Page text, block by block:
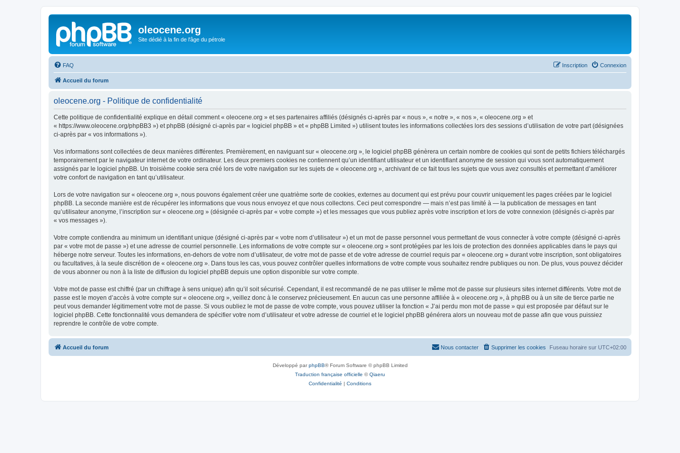
oleocene.org
Site dédié à la fin de l'âge du pétrole
FAQ Connexion
Inscription
Accueil du forum
oleocene.org - Politique de confidentialité
Cette politique de confidentialité explique en détail comment « oleocene.org » et ses partenaires affiliés (désignés ci-après par « nous », « notre », « nos », « oleocene.org » et
« https://www.oleocene.org/phpBB3 ») et phpBB (désigné ci-après par « logiciel phpBB » et « phpBB Limited ») utilisent toutes les informations collectées lors des sessions d’utilisation de votre part (désignées
ci-après par « vos informations »).
Vos informations sont collectées de deux manières différentes. Premièrement, en naviguant sur « oleocene.org », le logiciel phpBB génèrera un certain nombre de cookies qui sont de petits fichiers téléchargés
temporairement par le navigateur internet de votre ordinateur. Les deux premiers cookies ne contiennent qu’un identifiant utilisateur et un identifiant anonyme de session qui vous sont automatiquement
assignés par le logiciel phpBB. Un troisième cookie sera créé lors de votre navigation sur les sujets de « oleocene.org », archivant de ce fait tous les sujets que vous avez consultés et permettant d’améliorer
votre confort de navigation en tant qu’utilisateur.
Lors de votre navigation sur « oleocene.org », nous pouvons également créer une quatrième sorte de cookies, externes au document qui est prévu pour couvrir uniquement les pages créées par le logiciel
phpBB. La seconde manière est de récupérer les informations que vous nous envoyez et que nous collectons. Ceci peut correspondre — mais n’est pas limité à — la publication de messages en tant
qu’utilisateur anonyme, l’inscription sur « oleocene.org » (désignée ci-après par « votre compte ») et les messages que vous publiez après votre inscription et lors de votre connexion (désignés ci-après par
« vos messages »).
Votre compte contiendra au minimum un identifiant unique (désigné ci-après par « votre nom d’utilisateur ») et un mot de passe personnel vous permettant de vous connecter à votre compte (désigné ci-après
par « votre mot de passe ») et une adresse de courriel personnelle. Les informations de votre compte sur « oleocene.org » sont protégées par les lois de protection des données applicables dans le pays qui
héberge notre serveur. Toutes les informations, en-dehors de votre nom d’utilisateur, de votre mot de passe et de votre adresse de courriel requis par « oleocene.org » durant votre inscription, sont obligatoires
ou facultatives, à la seule discrétion de « oleocene.org ». Dans tous les cas, vous pouvez contrôler quelles informations de votre compte vous souhaitez rendre publiques ou non. De plus, vous pouvez décider
de vous abonner ou non à la liste de diffusion du logiciel phpBB depuis une option disponible sur votre compte.
Votre mot de passe est chiffré (par un chiffrage à sens unique) afin qu’il soit sécurisé. Cependant, il est recommandé de ne pas utiliser le même mot de passe sur plusieurs sites internet différents. Votre mot de
passe est le moyen d’accès à votre compte sur « oleocene.org », veillez donc à le conservez précieusement. En aucun cas une personne affiliée à « oleocene.org », à phpBB ou à un site de tierce partie ne
peut vous demander légitimement votre mot de passe. Si vous oubliez le mot de passe de votre compte, vous pouvez utiliser la fonction « J’ai perdu mon mot de passe » qui est proposée par défaut sur le
logiciel phpBB. Cette fonctionnalité vous demandera de spécifier votre nom d’utilisateur et votre adresse de courriel et le logiciel phpBB générera alors un nouveau mot de passe afin que vous puissiez
reprendre le contrôle de votre compte.
Accueil du forum Fuseau horaire sur UTC+02:00
Supprimer les cookies
Nous contacter
Développé parphpBB® Forum Software © phpBB Limited
Traduction française officielle ©Qiaeru
Confidentialité | Conditions